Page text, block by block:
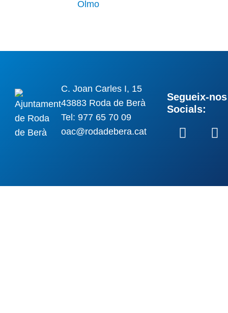
C. Joan Carles I, 15
43883 Roda de Berà
Tel: 977 65 70 09
oac@rodadebera.cat
Segueix-
Socials: